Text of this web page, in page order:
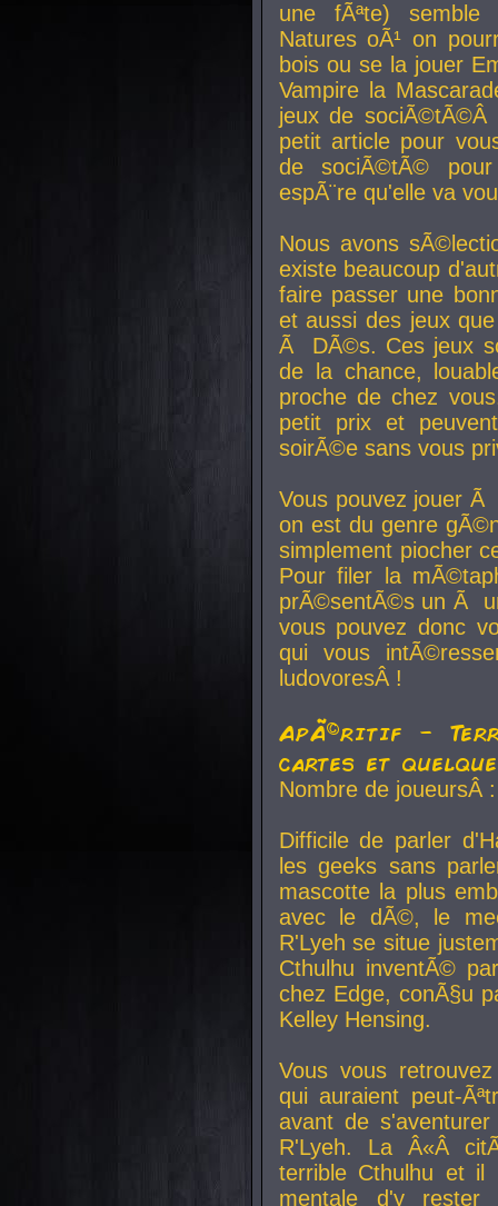
une fÃªte) semble
Natures oÃ¹ on
bois ou se la jouer
Vampire la
jeux de
petit article pour
de sociÃ©tÃ©
espÃ¨re qu'elle va
Nous avons
existe beaucoup
faire passer une
et aussi des jeux
Ã DÃ©s. Ces jeux
de la chance,
proche de chez
petit prix et
soirÃ©e sans vous
Vous pouvez jouer
on est du genre
simplement piocher
Pour filer la
prÃ©sentÃ©s un Ã
vous pouvez donc
qui vous
ludovoresÂ !
ApÃ©ritif -
cartes et
Nombre de
Difficile de parler
les geeks sans
mascotte la plus
avec le dÃ©, le
R'Lyeh se situe
Cthulhu inventÃ©
chez Edge, conÃ§u
Kelley Hensing.
Vous vous
qui auraient peut-
avant de
R'Lyeh. La Â«Â
terrible Cthulhu et
mentale d'y rester